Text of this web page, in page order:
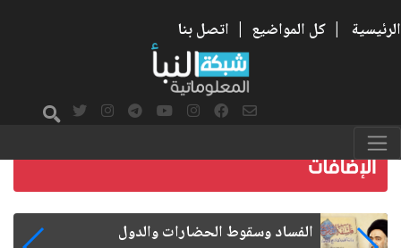
الرئيسية | كل المواضيع | اتصل بنا
رواتب الموظفين على صفيح ساخن